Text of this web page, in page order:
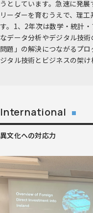
うとしています。急速に発
リーダーを育むうえで、理
す。1、2年次は数学・統計
なデータ分析やデジタル技
問題」の解決につながるプ
ジタル技術とビジネスの架け
International
異文化への対応力